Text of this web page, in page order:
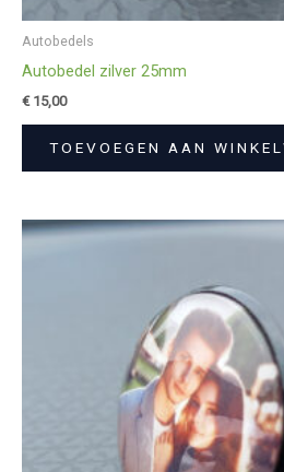
Autobedels
Autobedel zilver 25mm
€15,00
TOEVOEGEN AAN